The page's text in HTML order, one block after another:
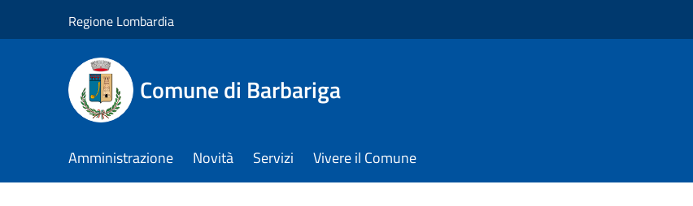
Regione Lombardia
Comune di Barbariga
Amministrazione Novità Servizi Vivere il Comune